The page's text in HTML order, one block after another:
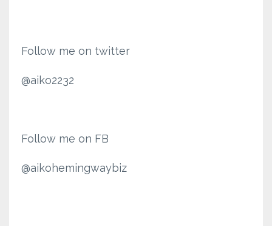
Follow me on twitter
@aiko2232
Follow me on FB
@aikohemingwaybiz